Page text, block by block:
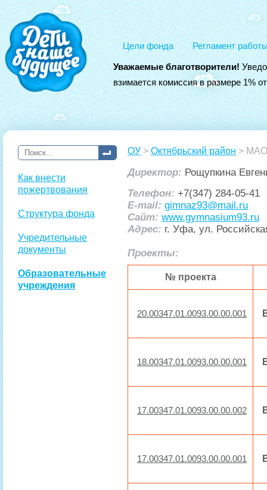
Цели фонда Регламент
Уважаемые благотворители!
взимается комиссия в размере 1%
Как внести
пожертвования
Структура фонда
Учредительные
документы
Образовательные
учреждения
ОУ > Октябрьский район >
Директор: Рощупкина
Телефон: +7(347) 284-05-41
E-mail: gimnaz93@mail.ru
Сайт: www.gymnasium93.ru
Адрес: г. Уфа, ул.
Проекты:
№ проекта
20.00347.01.0093.00.00.001
18.00347.01.0093.00.00.001
17.00347.01.0093.00.00.002
17.00347.01.0093.00.00.001